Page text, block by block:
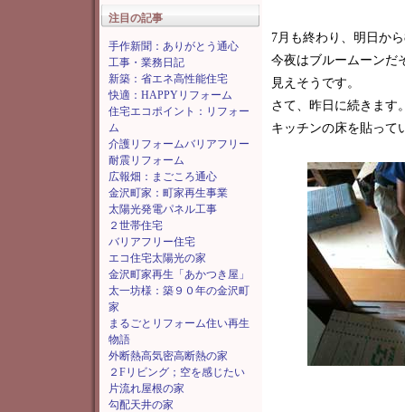
注目の記事
手作新聞：ありがとう通心
工事・業務日記
新築：省エネ高性能住宅
快適：HAPPYリフォーム
住宅エコポイント：リフォー
ム
介護リフォームバリアフリー
耐震リフォーム
広報畑：まごころ通心
金沢町家：町家再生事業
太陽光発電パネル工事
２世帯住宅
バリアフリー住宅
エコ住宅太陽光の家
金沢町家再生「あかつき屋」
太一坊様：築９０年の金沢町
家
まるごとリフォーム住い再生
物語
外断熱高気密高断熱の家
２Fリビング；空を感じたい
片流れ屋根の家
勾配天井の家
7月も終わり、明日か
今夜はブルームーンだ
見えそうです。
さて、昨日に続きます
キッチンの床を貼って